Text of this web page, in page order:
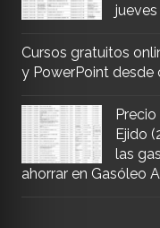
Cursos gratuitos
y PowerPoint desde
Ejido
las
ahorrar en Gasóleo A